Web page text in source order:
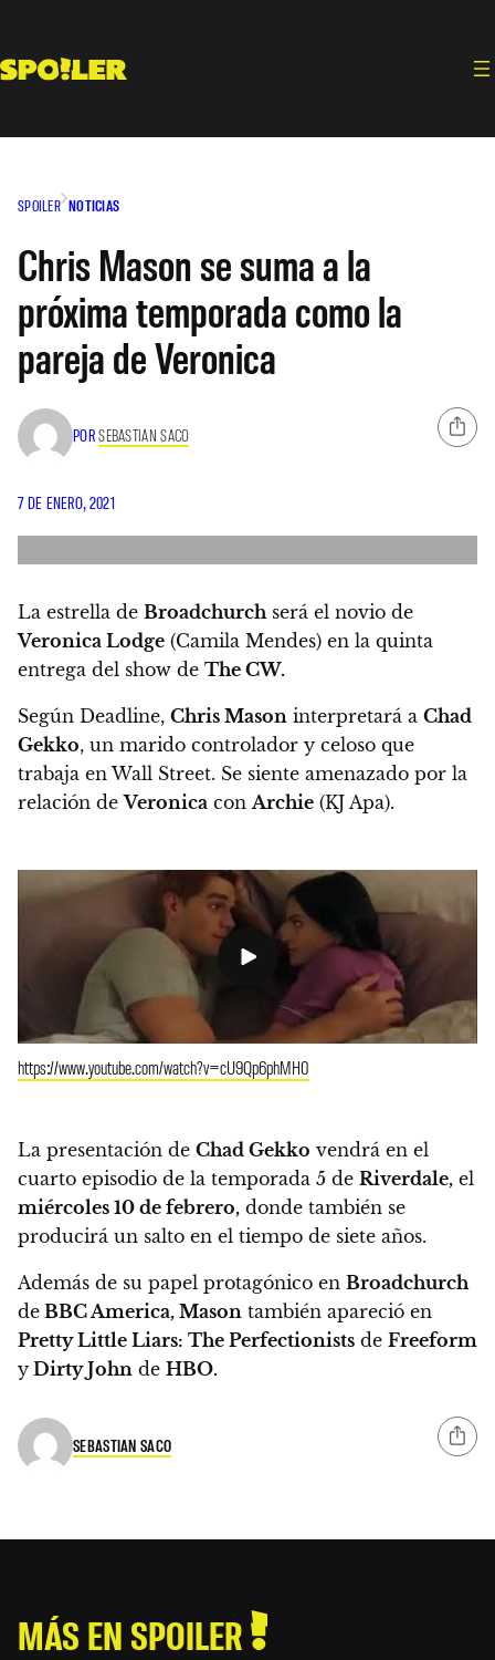
contenido
SPOILER NOTICIAS
Chris Mason se suma a la
próxima temporada como la
pareja de Veronica
PORSEBASTIAN SACO
7 DE ENERO, 2021
La estrella de Broadchurchserá el novio de
Veronica Lodge (Camila Mendes) en la quinta
entrega del show de The CW.
Según Deadline, Chris Mason interpretará a Chad
Gekko, un marido controlador y celoso que
trabaja en Wall Street. Se siente amenazado por la
relación deVeronica conArchie (KJ Apa).
https://www.youtube.com/watch?v=cU9Qp6phMH0
La presentación de Chad Gekko vendrá en el
cuarto episodio de la temporada 5 de Riverdale, el
miércoles 10 de febrero, donde también se
producirá un salto en el tiempo de siete años.
Además de su papel protagónico en Broadchurch
de BBC America, Mason también apareció en
Pretty Little Liars: The Perfectionists de Freeform
y Dirty John de HBO.
SEBASTIAN SACO
MÁS EN SPOILER